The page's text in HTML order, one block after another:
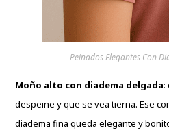
Peinados Elegantes Con
Moño alto con diadema delgada:
despeine y que se vea tierna. Ese
diadema fina queda elegante y